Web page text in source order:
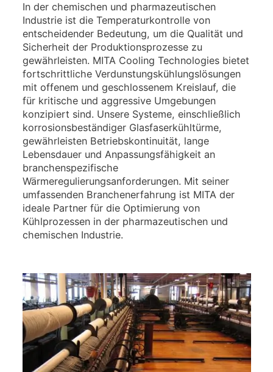
In der chemischen und pharmazeutischen
Industrie ist die Temperaturkontrolle von
entscheidender Bedeutung, um die Qualität und
Sicherheit der Produktionsprozesse zu
gewährleisten. MITA Cooling Technologies bietet
fortschrittliche Verdunstungskühlungslösungen
mit offenem und geschlossenem Kreislauf, die
für kritische und aggressive Umgebungen
konzipiert sind. Unsere Systeme, einschließlich
korrosionsbeständiger Glasfaserkühltürme,
gewährleisten Betriebskontinuität, lange
Lebensdauer und Anpassungsfähigkeit an
branchenspezifische
Wärmeregulierungsanforderungen. Mit seiner
umfassenden Branchenerfahrung ist MITA der
ideale Partner für die Optimierung von
Kühlprozessen in der pharmazeutischen und
chemischen Industrie.